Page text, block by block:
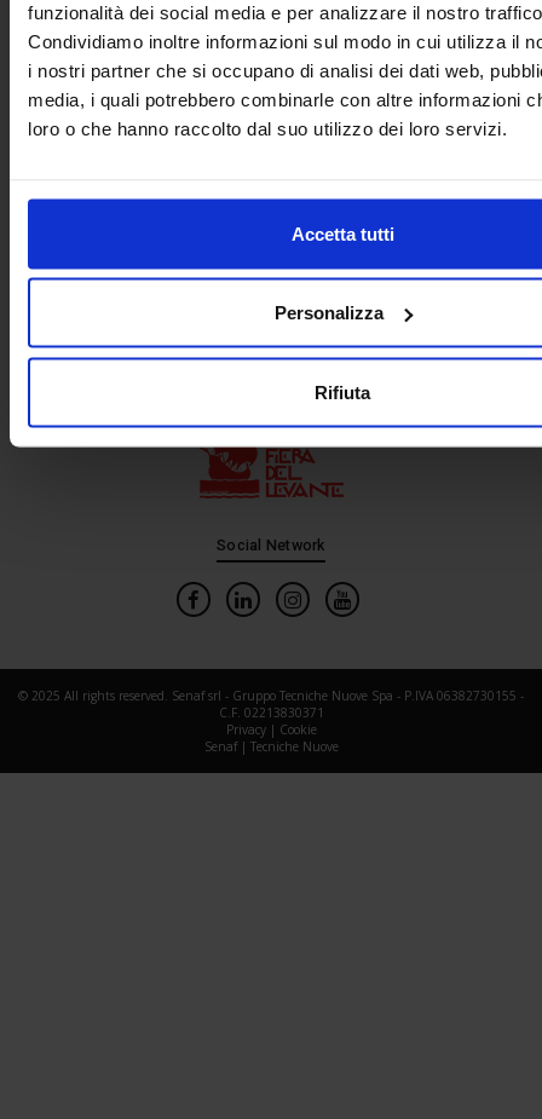
funzionalità dei social media e per analizzare il nostro
Condividiamo inoltre informazioni sul modo in cui utilizza il
i nostri partner che si occupano di analisi dei dati web,
media, i quali potrebbero combinarle con altre informazioni
loro o che hanno raccolto dal suo utilizzo dei loro servizi.
Accetta tutti
Personalizza
Rifiuta
Via Eritrea 21/A
20157 | Milano | Italia
+ 39 02.332039460
Project and management
In cooperation with
Social Network
© 2025 All rights reserved. Senaf srl - Gruppo Tecniche Nuove Spa - P.IVA 06382730155 -
C.F. 02213830371
Privacy| Cookie
Senaf| Tecniche Nuove